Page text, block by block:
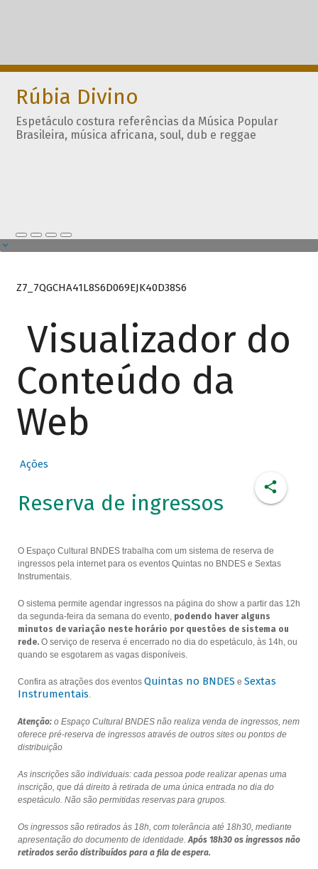
Rúbia Divino
Espetáculo costura referências da Música Popular
Brasileira, música africana, soul, dub e reggae
Z7_7QGCHA41L8S6D069EJK40D38S6
Visualizador do
Conteúdo da
Web
Ações
Reserva de ingressos
O Espaço Cultural BNDES trabalha com um sistema de reserva de
ingressos pela internet para os eventos Quintas no BNDES e Sextas
Instrumentais.
O sistema permite agendar ingressos na página do show a partir das 12h
da segunda-feira da semana do evento, podendo haver alguns
minutos de variação neste horário por questões de sistema ou
rede.O serviço de reserva é encerrado no dia do espetáculo, às 14h, ou
quando se esgotarem as vagas disponíveis.
Confira as atrações dos eventos Quintas no BNDES e Sextas
Instrumentais.
Atenção:o Espaço Cultural BNDES não realiza venda de ingressos, nem
oferece pré-reserva de ingressos através de outros sites ou pontos de
distribuição
As inscrições são individuais: cada pessoa pode realizar apenas uma
inscrição, que dá direito à retirada de uma única entrada no dia do
espetáculo. Não são permitidas reservas para grupos.
Os ingressos são retirados às 18h, com tolerância até 18h30, mediante
apresentação do documento de identidade.Após 18h30 os ingressos não
retirados serão distribuídos para a fila de espera.